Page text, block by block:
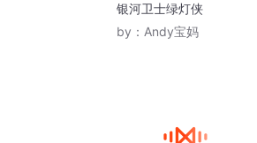
银河卫士绿灯侠
by： Andy宝妈